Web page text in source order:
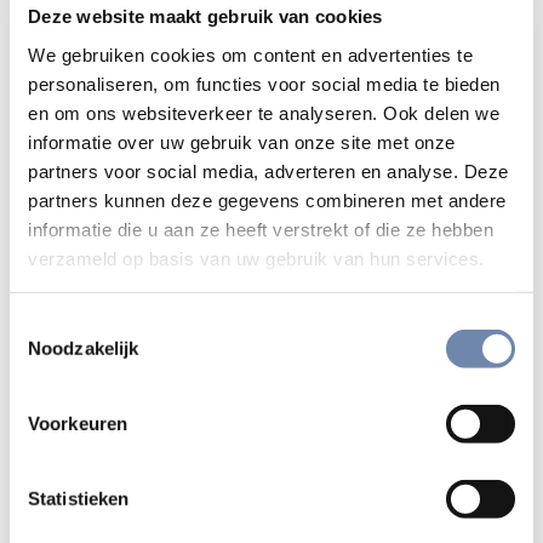
Deze website maakt gebruik van cookies
We gebruiken cookies om content en advertenties te
personaliseren, om functies voor social media te bieden
en om ons websiteverkeer te analyseren. Ook delen we
informatie over uw gebruik van onze site met onze
partners voor social media, adverteren en analyse. Deze
partners kunnen deze gegevens combineren met andere
informatie die u aan ze heeft verstrekt of die ze hebben
verzameld op basis van uw gebruik van hun services.
Noodzakelijk
Voorkeuren
Statistieken
zijn.
Pauselijke gebedsvideo’s
De video van de paus ontving zeven prijzen, waarvan de
prijs van de Spaanse
bisschoppenconferentie was. Hij wordt gepubliceerd in
tien talen: Spaans, Engels, Portugees, Frans, Italiaans,
Chinees (Mandarijns), Arabisch, Duits, Nederlands en
geschikt zijn voor samenwerking met
De video van de
het Secretariaat van Communicatie (News.va, Radio
Vaticana en haar YouTube-kanaal, The Pope App, etc.).
Vaticaanse netwerk. Tijdens het Jubileum van de